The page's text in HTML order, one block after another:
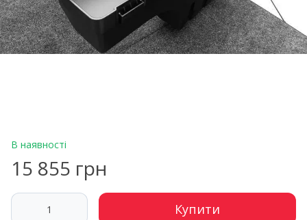
В наявності
15 855 грн
Купити